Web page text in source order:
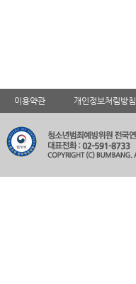
이용약관 개인정보처림방침